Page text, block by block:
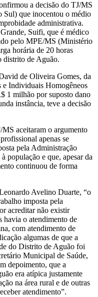
a decisão do TJ/MS
Sul) que inocentou o médio
administrativa.
Suifi, que é médico
pelo MPE/MS (Ministério
horária de 20 horas
distrito de Aguão.
de Oliveira Gomes, da
e Individuais Homogêneos
1 milhão por suposto dano
instância, teve a decisão
aceitaram o argumento
apenas se
pela Administração
população e que, apesar da
continuou de forma
Avelino Duarte, “o
imposta pela
acreditar não existir
havia o atendimento de
com atendimento de
algumas de que a
do Distrito de Aguão foi
Municipal de Saúde,
depoimento, que a
era atípica justamente
na área rural e de outras
atendimento”.